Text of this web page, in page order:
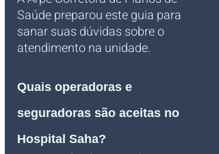
Saúde preparou este guia para
sanar suas dúvidas sobre o
atendimento na unidade.
Quais operadoras e
seguradoras são aceitas no
Hospital Saha?